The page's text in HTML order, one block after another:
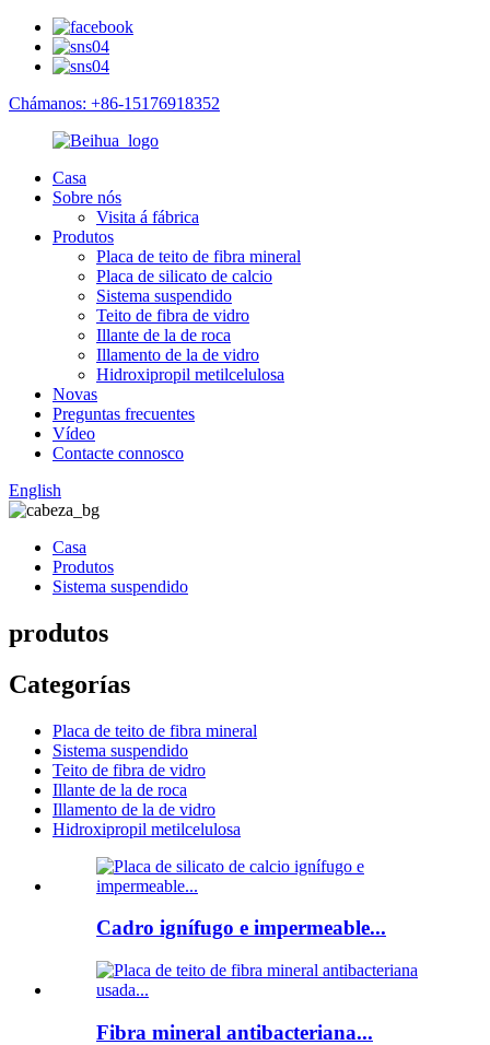
Chámanos: +86-15176918352
Casa
Sobre nós
Visita á fábrica
Produtos
Placa de teito de fibra mineral
Placa de silicato de calcio
Sistema suspendido
Teito de fibra de vidro
Illante de la de roca
Illamento de la de vidro
Hidroxipropil metilcelulosa
Novas
Preguntas frecuentes
Vídeo
Contacte connosco
English
Casa
Produtos
Sistema suspendido
produtos
Categorías
Placa de teito de fibra mineral
Sistema suspendido
Teito de fibra de vidro
Illante de la de roca
Illamento de la de vidro
Hidroxipropil metilcelulosa
Cadro ignífugo e impermeable...
Fibra mineral antibacteriana...